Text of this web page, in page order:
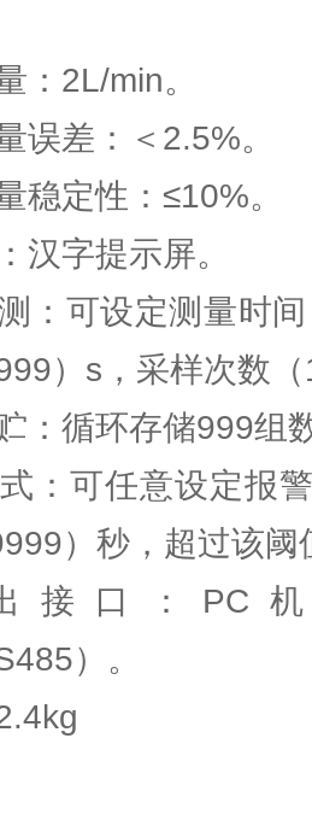
：2L/min。
误差：＜2.5%。
稳定性：≤10%。
汉字提示屏。
：可设定测量时
）s，采样次数
：循环存储999组
：可任意设定报
）秒，超过该阈
接口：PC
）。